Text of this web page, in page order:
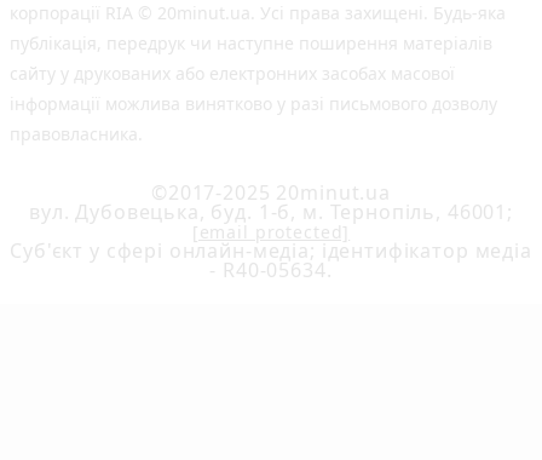
корпорації RIA © 20minut.ua. Усі права захищені. Будь-яка
публiкацiя, передрук чи наступне поширення матеріалів
сайту у друкованих або електронних засобах масової
інформації можлива винятково у разі письмового дозволу
правовласника.
©2017-2025 20minut.ua
вул. Дубовецька, буд. 1-б, м. Тернопіль, 46001;
[email protected]
Cуб'єкт у сфері онлайн-медіа; ідентифікатор медіа
- R40-05634.